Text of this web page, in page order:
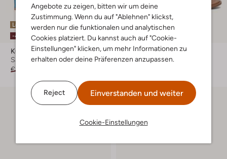
Angebote zu zeigen, bitten wir um deine
Zustimmung. Wenn du auf "Ablehnen" klickst,
werden nur die funktionalen und analytischen
Cookies platziert. Du kannst auch auf "Cookie-
Einstellungen" klicken, um mehr Informationen zu
erhalten oder deine Präferenzen anzupassen.
Reject Einverstanden und weiter
Cookie-Einstellungen
Letzter Artikel
-40%
Kurt Geiger London
Sandaletten mit Absatz
€ 189,99
-60%
Notre-V
Sandalen